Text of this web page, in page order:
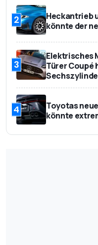
2
Heckantrieb
könnte der
3
Elektrisches
Türer Coupé
4
Toyotas
könnte